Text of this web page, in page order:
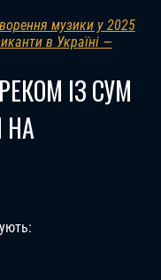
музики у 2025
в Україні —
ІЗ СУМ
НА